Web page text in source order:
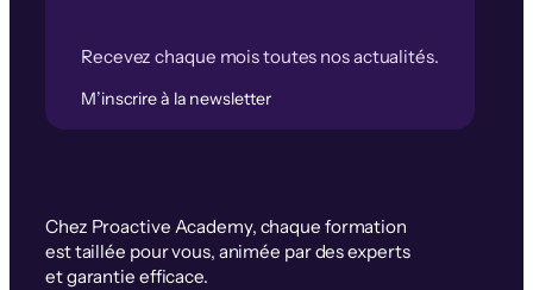
Recevez chaque mois toutes nos actualités.
M’inscrire à la newsletter
Chez Proactive Academy, chaque formation
est taillée pour vous, animée par des experts
et garantie efficace.